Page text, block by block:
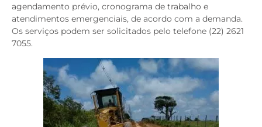
agendamento prévio, cronograma de trabalho e
atendimentos emergenciais, de acordo com a demanda.
Os serviços podem ser solicitados pelo telefone (22) 2621
7055.